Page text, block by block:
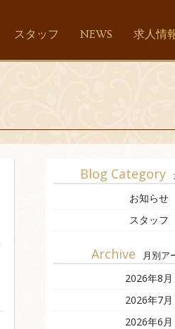
スタッフ NEWS 求人情
Blog Category
お知らせ
スタッフ
Archive 月別ア
2026年8月
2026年7月
2026年6月